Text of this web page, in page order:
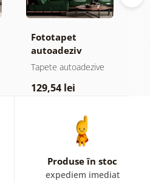
Fototapet
autoadeziv
pădure în ceață
Tapete autoadezive
129,54 lei
Produse în stoc
expediem imediat